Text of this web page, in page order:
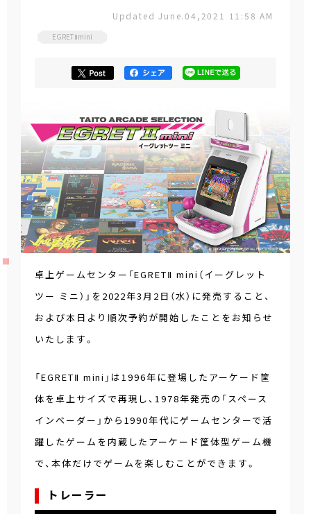
Updated June.04,2021 11:58 AM
EGRETⅡmini
卓上ゲームセンター「EGRETⅡ mini（イーグレット
ツー ミニ）」を2022年3月2日（水）に発売すること、
および本日より順次予約が開始したことをお知らせ
いたします。
「EGRETⅡ mini」は1996年に登場したアーケード筐
体を卓上サイズで再現し、1978年発売の「スペース
インベーダー」から1990年代にゲームセンターで活
躍したゲームを内蔵したアーケード筐体型ゲーム機
で、本体だけでゲームを楽しむことができます。
トレーラー